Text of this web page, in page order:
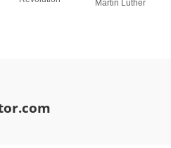
Martin Luther